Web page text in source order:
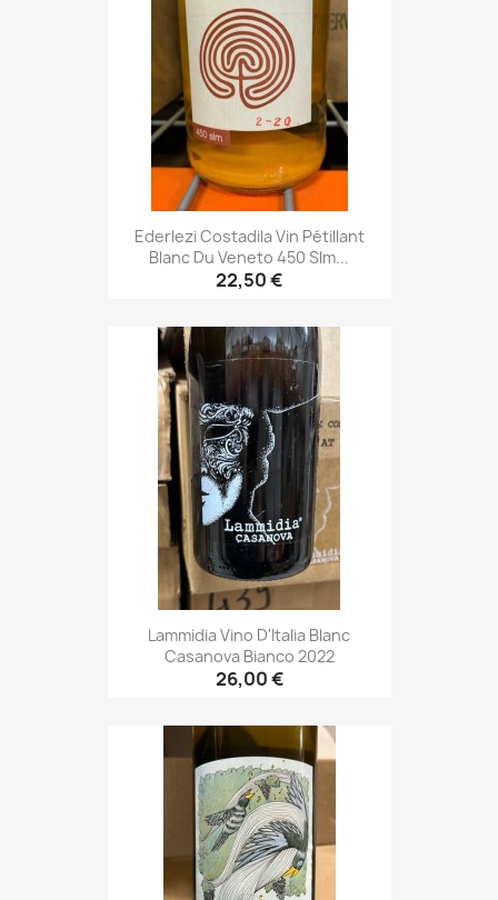
Ederlezi Costadila Vin Pétillant
Blanc Du Veneto 450 Slm...
22,50 €
Lammidia Vino D'Italia Blanc
Casanova Bianco 2022
26,00 €